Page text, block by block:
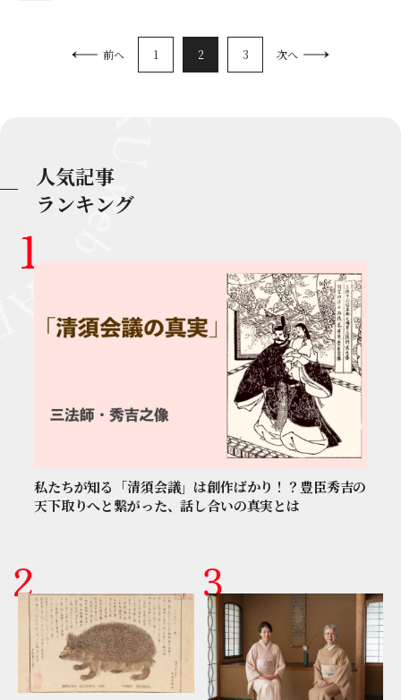
前へ 1 2 3 次へ
人気記事
ランキング
私たちが知る「清須会議」は創作ばかり！？豊臣秀吉の
天下取りへと繋がった、話し合いの真実とは